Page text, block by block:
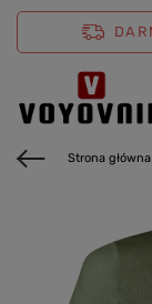
Strona główna